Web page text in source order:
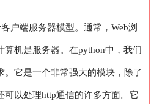
户端服务器模型。通常，Web浏
算机是服务器。在python中，我们
。它是一个非常强大的模块，除了
可以处理http通信的许多方面。它